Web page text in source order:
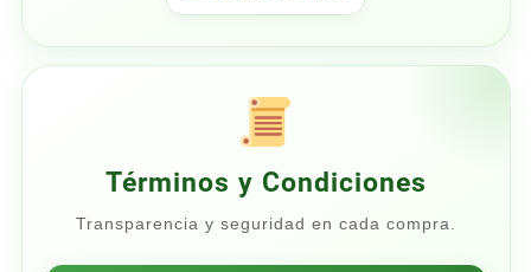
Términos y Condiciones
Transparencia y seguridad en cada compra.